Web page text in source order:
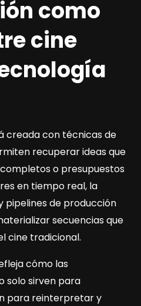
como
cine
creada con técnicas de
recuperar ideas que
o presupuestos
en tiempo real, la
pipelines de producción
secuencias que
cine tradicional.
cómo las
solo sirven para
para reinterpretar y